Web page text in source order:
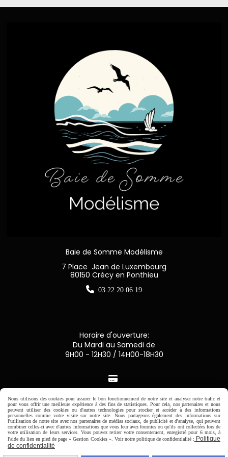
Baie de Somme Modélisme
7 Place Jean de Luxembourg
80150 Crécy en Ponthieu
 03 22 20 06 19
Horaire d'ouverture:
Du Mardi au Samedi de
9H00 - 12H30 / 14H00-18H30

Paiement sécurisé
CB Crédit Agricole
Virement bancaire
Nous utilisons des cookies pour assurer le bon fonctionnement de notre site et analyser notre trafic et
pour vous offrir une meilleure expérience à des fins de statistiques. Pour cela, nos partenaires et nous
peuvent utiliser des cookies ou d'autres technologies pour stocker et accéder à des informations
personnelles comme votre visite sur notre site. Nous partageons également des informations sur
l'utilisation de notre site avec nos partenaires de médias sociaux, de publicité et d'analyse, qui peuvent
combiner celles-ci avec d'autres informations que vous leur avez fournies ou qu'ils ont collectées lors de
votre utilisation de leurs services. Vous pouvez retirer votre consentement, enregistré pour 6 mois, à
l'aide du lien en pied de page « Gestion Cookies ». Voir notre politique de confidentialité : Politique
de confidentialité